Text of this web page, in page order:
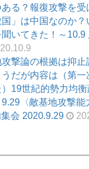
る？報復攻撃を
」は中国なのか？
聞いてきた！～10.9
攻撃論の根拠は抑
だが内容は（第一
19世紀的勢力均
〈敵基地攻撃能
会 2020.9.29